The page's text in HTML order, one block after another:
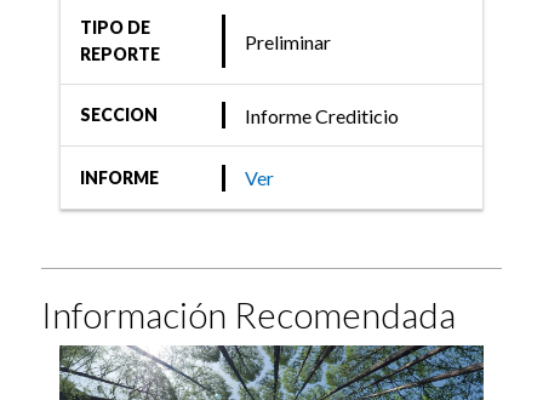
TIPO DE
REPORTE
Preliminar
SECCION Informe Crediticio
INFORME Ver
Información Recomendada